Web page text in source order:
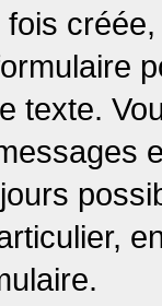
fois
texte.